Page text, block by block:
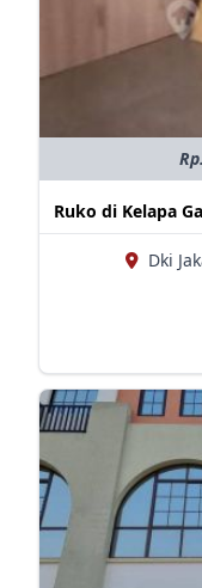
Ruko di Kelapa
Dki